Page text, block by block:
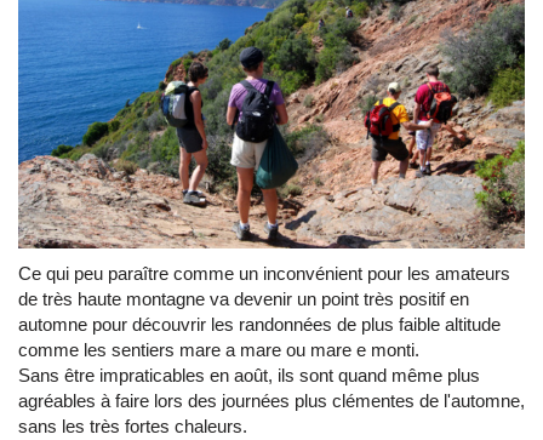
Ce qui peu paraître comme un inconvénient pour les amateurs
de très haute montagne va devenir un point très positif en
automne pour découvrir les randonnées de plus faible altitude
comme les sentiers mare a mare ou mare e monti.
Sans être impraticables en août, ils sont quand même plus
agréables à faire lors des journées plus clémentes de l'automne,
sans les très fortes chaleurs.